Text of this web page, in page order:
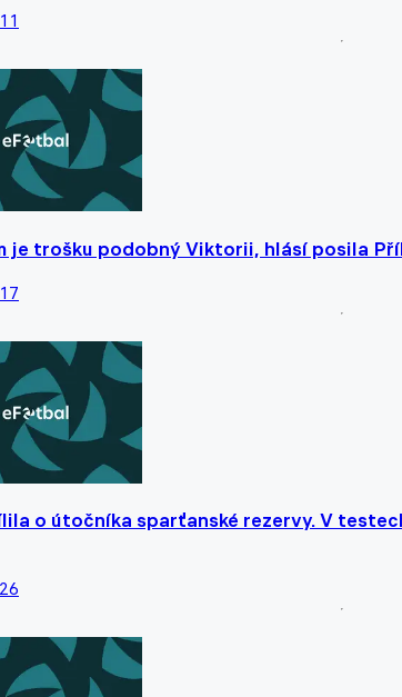
je trošku podobný Viktorii, hlásí posila
o útočníka sparťanské rezervy. V